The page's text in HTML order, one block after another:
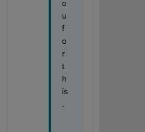
o
u
f
o
r
t
h
is
.